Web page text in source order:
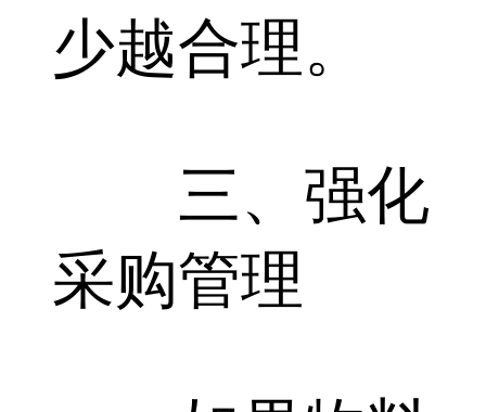
少越合理。
三、强化
采购管理